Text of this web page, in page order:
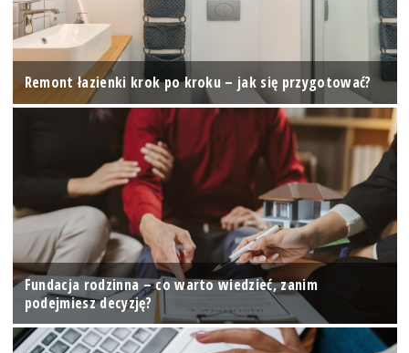
Remont łazienki krok po kroku – jak się przygotować?
Fundacja rodzinna – co warto wiedzieć, zanim
podejmiesz decyzję?